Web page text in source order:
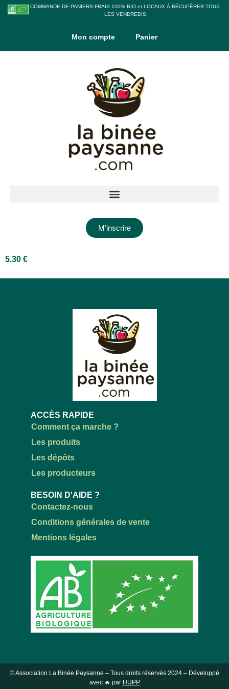
COMMANDE DE PANIERS FRAIS 100% BIO et LOCAUX À RÉCUPÉRER TOUS
LES VENDREDIS
Mon compte Panier
M'inscrire
5.30 €
ACCÈS RAPIDE
Comment ça marche ?
Les produits
Les dépôts
Les producteurs
BESOIN D'AIDE ?
Contactez-nous
Conditions générales de vente
Mentions légales
© Association La Binée Paysanne – Tous droits réservés 2024 – Développé
avec 🔥 par HUPP